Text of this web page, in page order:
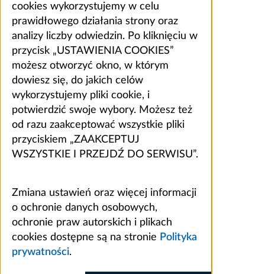
cookies wykorzystujemy w celu
prawidłowego działania strony oraz
analizy liczby odwiedzin. Po kliknięciu w
przycisk „USTAWIENIA COOKIES”
możesz otworzyć okno, w którym
dowiesz się, do jakich celów
wykorzystujemy pliki cookie, i
potwierdzić swoje wybory. Możesz też
od razu zaakceptować wszystkie pliki
przyciskiem „ZAAKCEPTUJ
WSZYSTKIE I PRZEJDŹ DO SERWISU”.
Zmiana ustawień oraz więcej informacji
o ochronie danych osobowych,
ochronie praw autorskich i plikach
cookies dostępne są na stronie Polityka
prywatności.